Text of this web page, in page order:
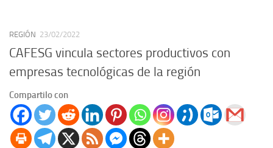
REGIÓN 23/02/2022
CAFESG vincula sectores productivos con
empresas tecnológicas de la región
Compartilo con